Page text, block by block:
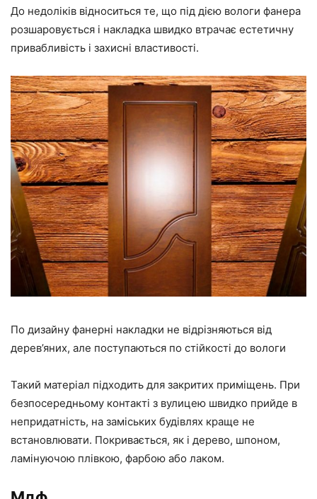
До недоліків відноситься те, що під дією вологи фанера
розшаровується і накладка швидко втрачає естетичну
привабливість і захисні властивості.
По дизайну фанерні накладки не відрізняються від
дерев’яних, але поступаються по стійкості до вологи
Такий матеріал підходить для закритих приміщень. При
безпосередньому контакті з вулицею швидко прийде в
непридатність, на заміських будівлях краще не
встановлювати. Покривається, як і дерево, шпоном,
ламінуючою плівкою, фарбою або лаком.